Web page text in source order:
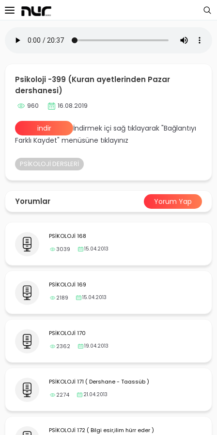
Dersleri
Dersler
Dersleri
Psikoloji -399 (Kuran ayetlerinden Pazar
dershanesi)
960 16.08.2019
indir
İndirmek içi sağ tıklayarak "Bağlantıyı
Farklı Kaydet" menüsüne tıklayınız
PSİKOLOJİ DERSLERİ
Yorumlar Yorum Yap
PSİKOLOJİ 168
3039
15.04.2013
PSİKOLOJİ 169
2189
15.04.2013
PSİKOLOJİ 170
2362
19.04.2013
PSİKOLOJİ 171 ( Dershane - Taassüb )
2274
21.04.2013
PSİKOLOJİ 172 ( Bilgi esir,ilim hürr eder )